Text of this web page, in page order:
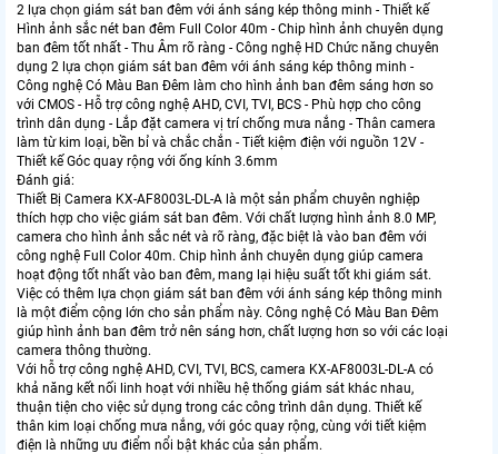
2 lựa chọn giám sát ban đêm với ánh sáng kép thông minh - Thiết kế
Hình ảnh sắc nét ban đêm Full Color 40m - Chip hình ảnh chuyên dụng
ban đêm tốt nhất - Thu Âm rõ ràng - Công nghệ HD Chức năng chuyên
dụng 2 lựa chọn giám sát ban đêm với ánh sáng kép thông minh -
Công nghệ Có Màu Ban Ðêm làm cho hình ảnh ban đêm sáng hơn so
với CMOS - Hỗ trợ công nghệ AHD, CVI, TVI, BCS - Phù hợp cho công
trình dân dụng - Lắp đặt camera vị trí chống mưa nắng - Thân camera
làm từ kim loại, bền bỉ và chắc chắn - Tiết kiệm điện với nguồn 12V -
Thiết kế Góc quay rộng với ống kính 3.6mm
Đánh giá:
Thiết Bị Camera KX-AF8003L-DL-A là một sản phẩm chuyên nghiệp
thích hợp cho việc giám sát ban đêm. Với chất lượng hình ảnh 8.0 MP,
camera cho hình ảnh sắc nét và rõ ràng, đặc biệt là vào ban đêm với
công nghệ Full Color 40m. Chip hình ảnh chuyên dụng giúp camera
hoạt động tốt nhất vào ban đêm, mang lại hiệu suất tốt khi giám sát.
Việc có thêm lựa chọn giám sát ban đêm với ánh sáng kép thông minh
là một điểm cộng lớn cho sản phẩm này. Công nghệ Có Màu Ban Ðêm
giúp hình ảnh ban đêm trở nên sáng hơn, chất lượng hơn so với các loại
camera thông thường.
Với hỗ trợ công nghệ AHD, CVI, TVI, BCS, camera KX-AF8003L-DL-A có
khả năng kết nối linh hoạt với nhiều hệ thống giám sát khác nhau,
thuận tiện cho việc sử dụng trong các công trình dân dụng. Thiết kế
thân kim loại chống mưa nắng, với góc quay rộng, cùng với tiết kiệm
điện là những ưu điểm nổi bật khác của sản phẩm.